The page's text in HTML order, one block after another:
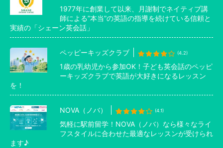
1977年に創業して以来、月謝制でネイティブ講
師による”本当”の英語の指導を続けている信頼と
実績の「シェーン英会話」
ペッピーキッズクラブ (4.2)
1歳の乳幼児から参加OK！子ども英会話のペッピ
ーキッズクラブで英語が大好きになるレッスン
を！
NOVA（ノバ） (4.1)
気軽に駅前留学！NOVA（ノバ）なら様々なライ
フスタイルに合わせた最適なレッスンが受けられ
ます♪